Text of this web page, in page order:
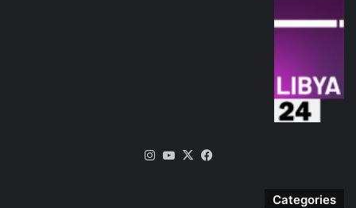
فيسبوك
‫X
‫YouTube
Categories